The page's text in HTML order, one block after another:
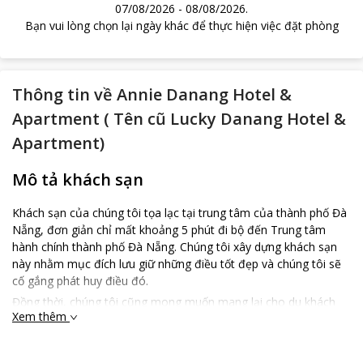
07/08/2026 - 08/08/2026.
Bạn vui lòng chọn lại ngày khác để thực hiện việc đặt phòng
Thông tin về Annie Danang Hotel &
Apartment ( Tên cũ Lucky Danang Hotel &
Apartment)
Mô tả khách sạn
Khách sạn của chúng tôi tọa lạc tại trung tâm của thành phố Đà
Nẵng, đơn giản chỉ mất khoảng 5 phút đi bộ đến Trung tâm
hành chính thành phố Đà Nẵng. Chúng tôi xây dựng khách sạn
này nhằm mục đích lưu giữ những điều tốt đẹp và chúng tôi sẽ
cố gắng phát huy điều đó.
Đồng thời, chúng tôi cũng mong muốn mang lại cho du khách
khoảng thời gian và không gian nghỉ ngơi thoải mái với thiết kế
Xem thêm